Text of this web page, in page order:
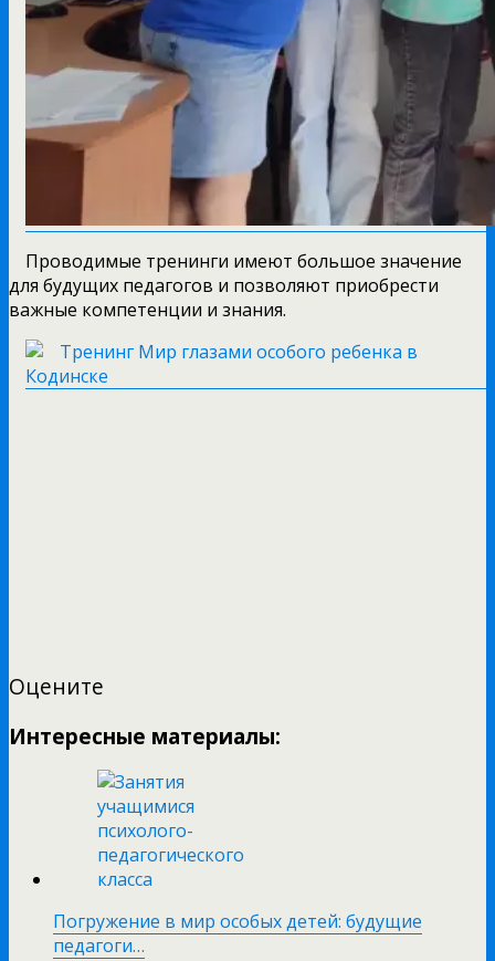
Проводимые тренинги имеют большое значение
для будущих педагогов и позволяют приобрести
важные компетенции и знания.
Оцените
Интересные материалы:
Погружение в мир особых детей: будущие
педагоги…